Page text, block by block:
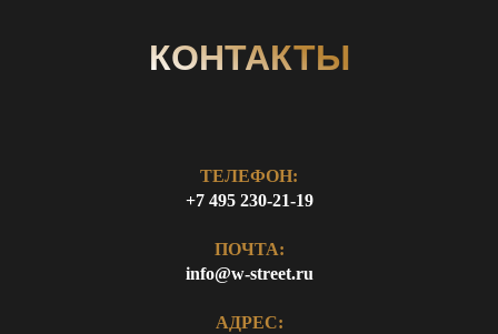
КОНТАКТЫ
ТЕЛЕФОН:
+7 495 230-21-19
ПОЧТА:
info@w-street.ru
АДРЕС: